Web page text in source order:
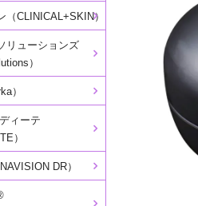
（CLINICAL+SKIN）
リューションズ
）
）
ィーテ
）
DR）